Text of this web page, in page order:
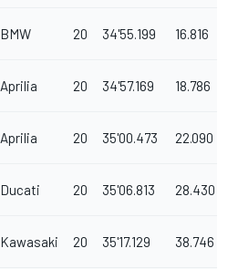
BMW 20 34'55.199 16.816
Aprilia 20 34'57.169 18.786
Aprilia 20 35'00.473 22.090
Ducati 20 35'06.813 28.430
Kawasaki 20 35'17.129 38.746